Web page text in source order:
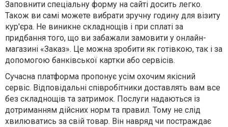
Заповнити спеціальну форму на сайті досить легко.
Також ви самі можете вибрати зручну годину для візиту
кур'єра. Не виникне складнощів і при сплаті за
придбання того, що ви забажали замовити у онлайн-
магазині «Заказ». Це можна зробити як готівкою, так і за
допомогою банківської картки або сервісів.
Сучасна платформа пропонує усім охочим якісний
сервіс. Відповідальні співробітники доставлять вам все
без складнощів та затримок. Послуги надаються із
дотриманням дійсних норм та правил. Тому не слід
хвилюватись за свій товар. Він навряд чи постраждає